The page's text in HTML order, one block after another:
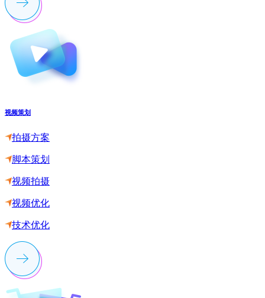
视频策划
拍摄方案
脚本策划
视频拍摄
视频优化
技术优化